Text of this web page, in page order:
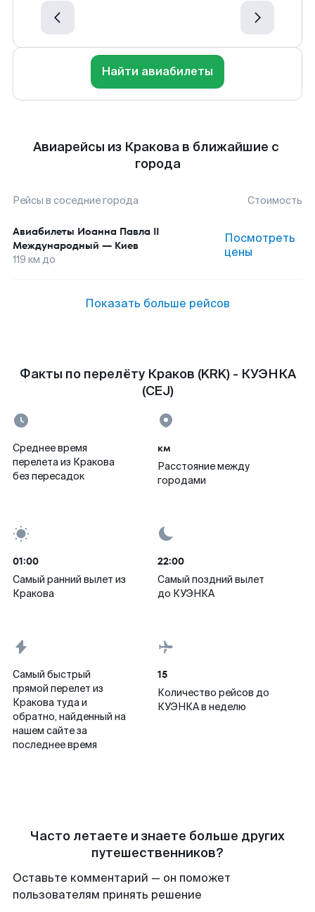
Найти авиабилеты
Авиарейсы из Кракова в ближайшие с
города
Рейсы в соседние города Стоимость
Авиабилеты Иоанна Павла II
Международный — Киев
119 км до
Посмотреть
цены
Показать больше рейсов
Факты по перелёту Краков (KRK) - КУЭНКА
(CEJ)
Среднее время
перелета из Кракова
без пересадок
км
Расстояние между
городами
01:00
Самый ранний вылет из
Кракова
22:00
Самый поздний вылет
до КУЭНКА
Самый быстрый
прямой перелет из
Кракова туда и
обратно, найденный на
нашем сайте за
последнее время
15
Количество рейсов до
КУЭНКА в неделю
Часто летаете и знаете больше других
путешественников?
Оставьте комментарий — он поможет
пользователям принять решение